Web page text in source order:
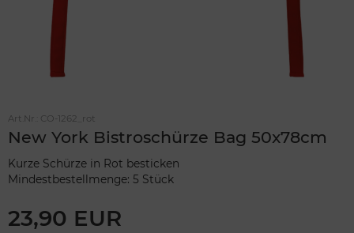
Art.Nr.: CO-1262_rot
New York Bistroschürze Bag 50x78cm
Kurze Schürze in Rot besticken
Mindestbestellmenge: 5 Stück
23,90 EUR